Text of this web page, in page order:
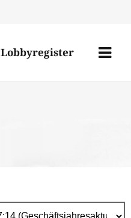
Lobbyregister
Menü